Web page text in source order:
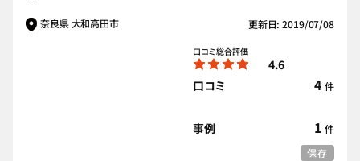
奈良県 大和高田市 更新日: 2019/07/08
口コミ総合評価
4.6
口コミ
4 件
事例 1 件
保存